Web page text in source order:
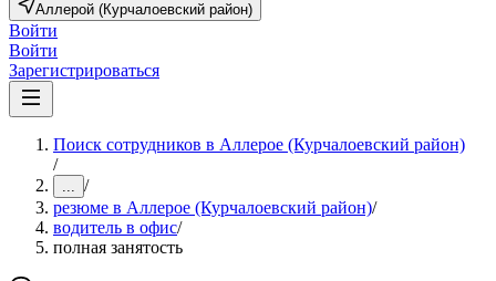
Аллерой (Курчалоевский район)
Войти
Войти
Зарегистрироваться
Поиск сотрудников в Аллерое (Курчалоевский район)
/
... /
резюме в Аллерое (Курчалоевский район)/
водитель в офис/
полная занятость